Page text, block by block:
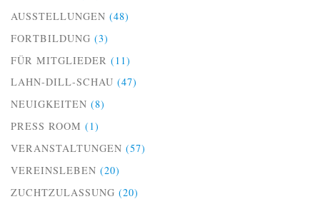
AUSSTELLUNGEN (48)
FORTBILDUNG (3)
FÜR MITGLIEDER (11)
LAHN-DILL-SCHAU (47)
NEUIGKEITEN (8)
PRESS ROOM (1)
VERANSTALTUNGEN (57)
VEREINSLEBEN (20)
ZUCHTZULASSUNG (20)